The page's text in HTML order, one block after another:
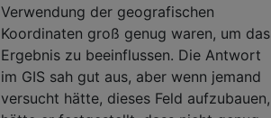
Verwendung der geografischen
Koordinaten groß genug waren, um das
Ergebnis zu beeinflussen. Die Antwort
im GIS sah gut aus, aber wenn jemand
versucht hätte, dieses Feld aufzubauen,